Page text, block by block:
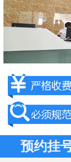
预约挂